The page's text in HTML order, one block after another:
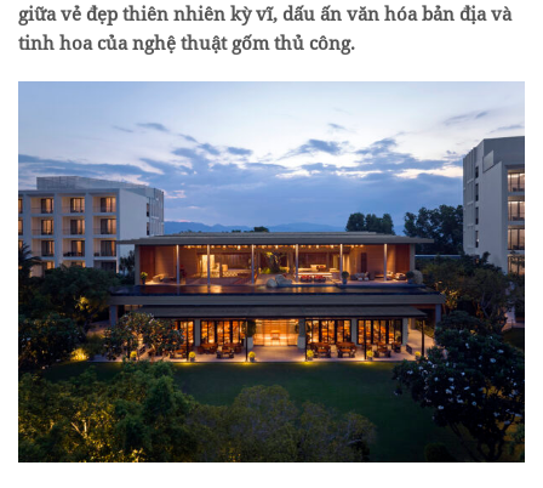
giữa vẻ đẹp thiên nhiên kỳ vĩ, dấu ấn văn hóa bản địa và
tinh hoa của nghệ thuật gốm thủ công.